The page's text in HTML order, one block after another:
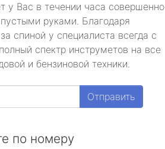
у Вас в течении часа совершенно
руками. Благодаря
спиной у специалиста всегда с
спектр инструметов на все
и бензиновой техники.
Отправить
по номеру